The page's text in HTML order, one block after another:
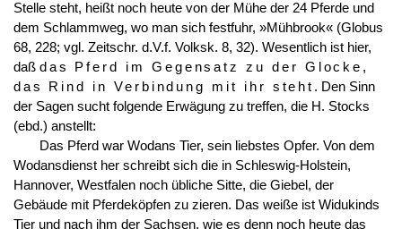
Stelle steht, heißt noch heute von der Mühe der 24 Pferde und
dem Schlammweg, wo man sich festfuhr, »Mühbrook« (Globus
68, 228; vgl. Zeitschr. d.V.f. Volksk. 8, 32). Wesentlich ist hier,
daß das Pferd im Gegensatz zu der Glocke,
das Rind in Verbindung mit ihr steht . Den Sinn
der Sagen sucht folgende Erwägung zu treffen, die H. Stocks
(ebd.) anstellt:
Das Pferd war Wodans Tier, sein liebstes Opfer. Von dem
Wodansdienst her schreibt sich die in Schleswig-Holstein,
Hannover, Westfalen noch übliche Sitte, die Giebel, der
Gebäude mit Pferdeköpfen zu zieren. Das weiße ist Widukinds
Tier und nach ihm der Sachsen, wie es denn noch heute das